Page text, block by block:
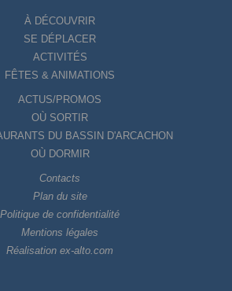
À DÉCOUVRIR
SE DÉPLACER
ACTIVITÉS
FÊTES & ANIMATIONS
ACTUS/PROMOS
OÙ SORTIR
DU BASSIN D'ARCACHON
OÙ DORMIR
Contacts
Plan du site
Politique de confidentialité
Mentions légales
Réalisation ex-alto.com